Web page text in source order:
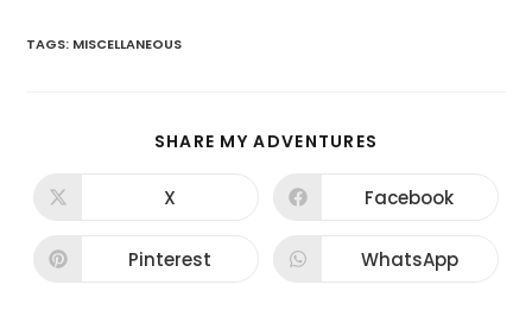
TAGS: MISCELLANEOUS
SHARE MY ADVENTURES
CONTENT
Opens
new
window
X Opens
new
window
Facebook
Opens
Pinterest Opens
WhatsApp